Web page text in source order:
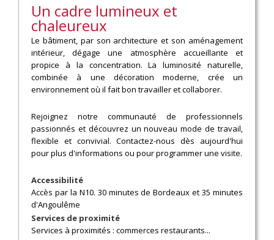
Un cadre lumineux et
chaleureux
Le bâtiment, par son architecture et son aménagement
intérieur, dégage une atmosphère accueillante et
propice à la concentration. La luminosité naturelle,
combinée à une décoration moderne, crée un
environnement où il fait bon travailler et collaborer.
Rejoignez notre communauté de professionnels
passionnés et découvrez un nouveau mode de travail,
flexible et convivial. Contactez-nous dès aujourd'hui
pour plus d'informations ou pour programmer une visite.
Accessibilité
Accès par la N10. 30 minutes de Bordeaux et 35 minutes
d'Angoulême
Services de proximité
Services à proximités : commerces restaurants...